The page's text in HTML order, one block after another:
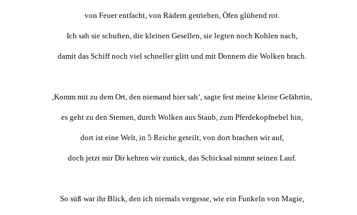
von Feuer entfacht, von Rädern getrieben, Öfen glühend rot.
Ich sah sie schuften, die kleinen Gesellen, sie legten noch Kohlen nach,
damit das Schiff noch viel schneller glitt und mit Donnern die Wolken brach.
‚Komm mit zu dem Ort, den niemand hier sah‘, sagte fest meine kleine Gefährtin,
es geht zu den Sternen, durch Wolken aus Staub, zum Pferdekopfnebel hin,
dort ist eine Welt, in 5 Reiche geteilt, von dort brachen wir auf,
doch jetzt mir Dir kehren wir zurück, das Schicksal nimmt seinen Lauf.
So süß war ihr Blick, den ich niemals vergesse, wie ein Funkeln von Magie,